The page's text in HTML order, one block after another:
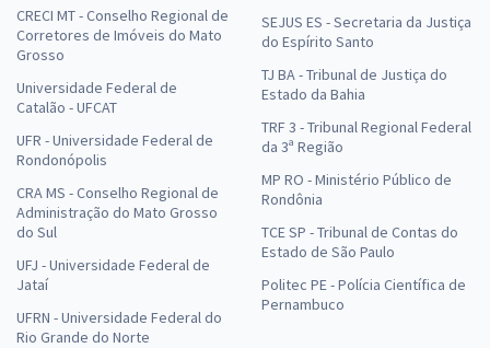
CRECI MT - Conselho Regional de
Corretores de Imóveis do Mato
Grosso
Universidade Federal de
Catalão - UFCAT
UFR - Universidade Federal de
Rondonópolis
CRA MS - Conselho Regional de
Administração do Mato Grosso
do Sul
UFJ - Universidade Federal de
Jataí
UFRN - Universidade Federal do
Rio Grande do Norte
SEJUS ES - Secretaria da Justiça
do Espírito Santo
TJ BA - Tribunal de Justiça do
Estado da Bahia
TRF 3 - Tribunal Regional Federal
da 3ª Região
MP RO - Ministério Público de
Rondônia
TCE SP - Tribunal de Contas do
Estado de São Paulo
Politec PE - Polícia Científica de
Pernambuco